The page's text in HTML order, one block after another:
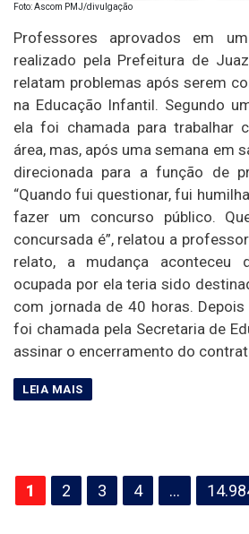
Foto: Ascom PMJ/divulgação
Professores aprovados em
realizado pela Prefeitura de
relatam problemas após serem
na Educação Infantil. Segundo
ela foi chamada para trabalhar
área, mas, após uma semana em
direcionada para a função de
“Quando fui questionar, fui
fazer um concurso público.
concursada é”, relatou a
relato, a mudança aconteceu
ocupada por ela teria sido
com jornada de 40 horas.
foi chamada pela Secretaria de
assinar o encerramento do
Paginação
de
1 2 3 4 …